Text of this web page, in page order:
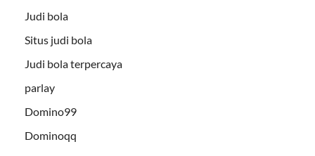
Judi bola
Situs judi bola
Judi bola terpercaya
parlay
Domino99
Dominoqq